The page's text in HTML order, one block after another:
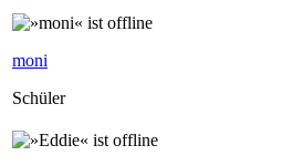
moni
Schüler